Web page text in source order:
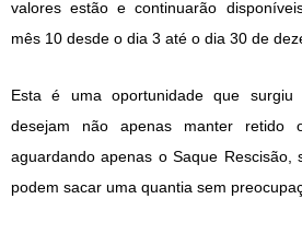
valores estão e continuarão
mês 10 desde o dia 3 até o dia 30 de
Esta é uma oportunidade que
desejam não apenas manter retido
aguardando apenas o Saque Rescisão,
podem sacar uma quantia sem